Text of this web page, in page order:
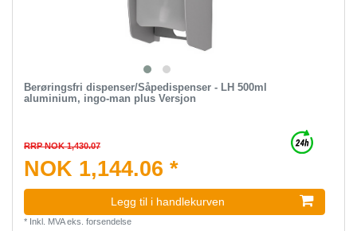
Berøringsfri dispenser/Såpedispenser - LH 500ml
aluminium, ingo-man plus Versjon
RRP NOK 1,430.07
NOK 1,144.06 *
Legg til i handlekurven
* Inkl. MVAeks. forsendelse